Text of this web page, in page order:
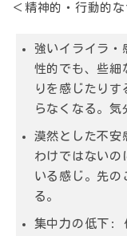
＜精神的・行動的
強いイライラ・
性的でも、些細
りを感じたりす
らなくなる。気
漠然とした不安
わけではないの
いる感じ。先の
る。
集中力の低下: